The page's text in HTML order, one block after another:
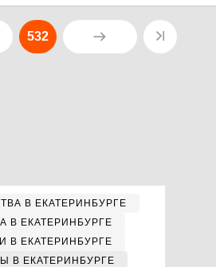
532
В ЕКАТЕРИНБУРГЕ
В ЕКАТЕРИНБУРГЕ
В ЕКАТЕРИНБУРГЕ
В ЕКАТЕРИНБУРГЕ